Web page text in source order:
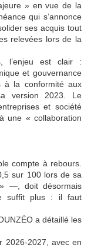
» en vue de la
qui s’annonce
ses acquis tout
relevées lors de la
l’enjeu est clair :
et gouvernance
à la conformité aux
version 2023. Le
et société
une « collaboration
compte à rebours.
sur 100 lors de sa
—, doit désormais
suffit plus : il faut
a détaillé les
2026-2027, avec en